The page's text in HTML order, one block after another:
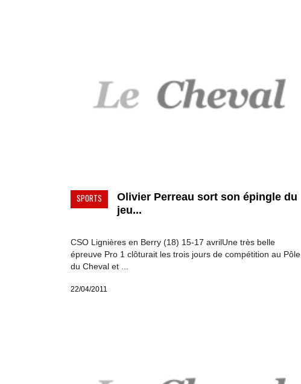
SPORTS
Olivier Perreau sort son épingle du
jeu...
CSO Lignières en Berry (18) 15-17 avrilUne très belle
épreuve Pro 1 clôturait les trois jours de compétition au Pôle
du Cheval et ...
22/04/2011